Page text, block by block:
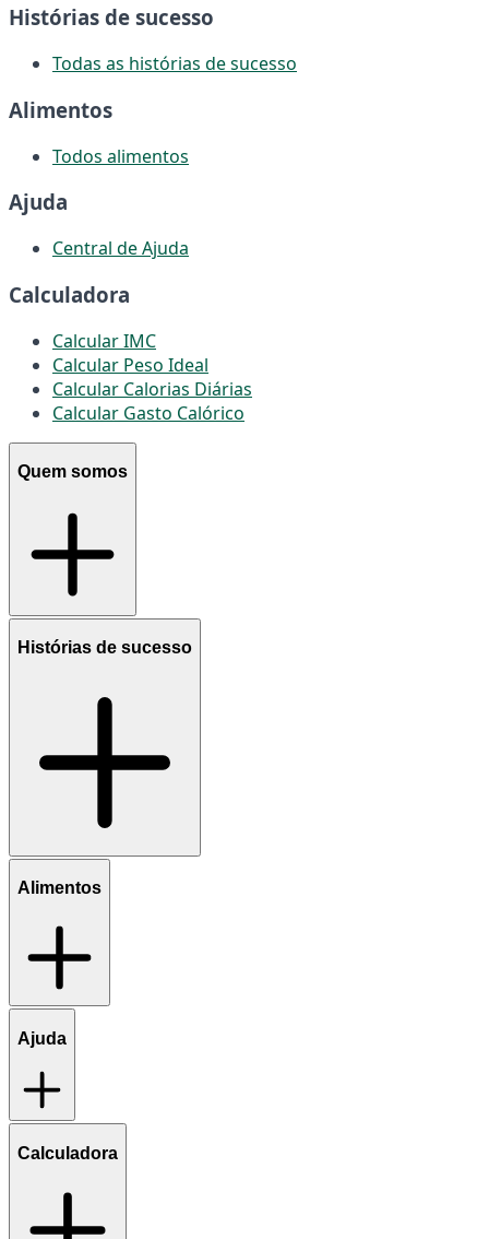
Histórias de sucesso
Todas as histórias de sucesso
Alimentos
Todos alimentos
Ajuda
Central de Ajuda
Calculadora
Calcular IMC
Calcular Peso Ideal
Calcular Calorias Diárias
Calcular Gasto Calórico
Quem somos
Histórias de sucesso
Alimentos
Ajuda
Calculadora